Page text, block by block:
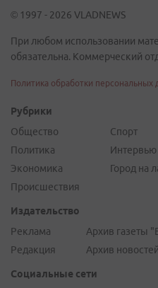
© 1997 - 2026 VLADNEWS
При любом использовании
обязательна. Коммерческий
Политика обработки персональных
Рубрики
Общество
Политика
Экономика
Происшествия
Спорт
Интервью
Город на
Издательство
Реклама
Редакция
Архив газеты
Архив новостей
Социальные сети